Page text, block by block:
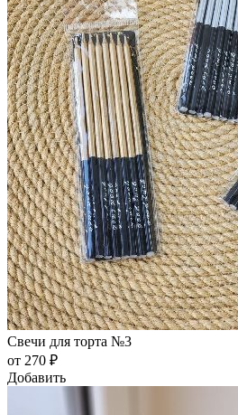
Свечи для торта №3
от 270 ₽
Добавить